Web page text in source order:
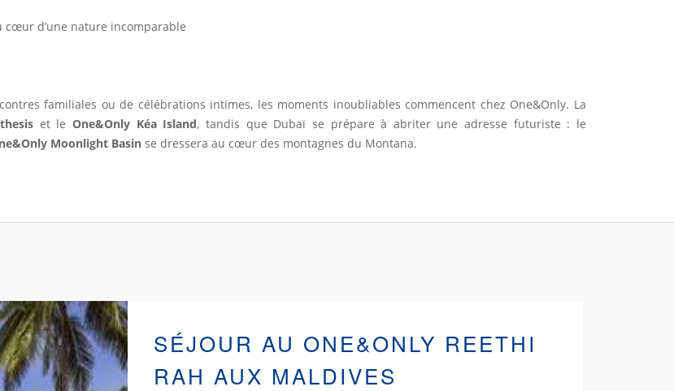
cœur d’une nature incomparable
familiales ou de célébrations intimes, les moments inoubliables commencent chez One&Only. La
et leOne&Only Kéa Island, tandis que Dubaï se prépare à abriter une adresse futuriste : le
Moonlight Basin se dressera au cœur des montagnes du Montana.
SÉJOUR AU ONE&ONLY REETHI
RAH AUX MALDIVES